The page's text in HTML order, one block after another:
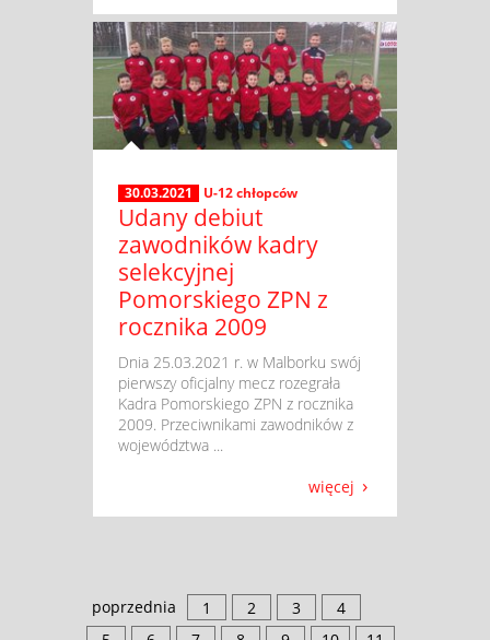
30.03.2021 U-12 chłopców
Udany debiut
zawodników kadry
selekcyjnej
Pomorskiego ZPN z
rocznika 2009
​ Dnia 25.03.2021 r. w Malborku swój
pierwszy oficjalny mecz rozegrała
Kadra Pomorskiego ZPN z rocznika
2009. Przeciwnikami zawodników z
województwa ...
więcej
poprzednia 1 2 3
4